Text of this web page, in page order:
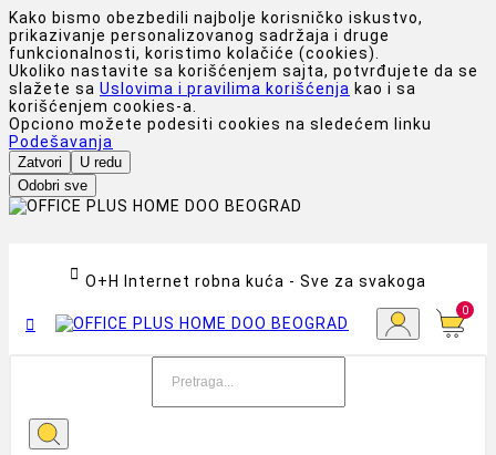
Kako bismo obezbedili najbolje korisničko iskustvo,
prikazivanje personalizovanog sadržaja i druge
funkcionalnosti, koristimo kolačiće (cookies).
Ukoliko nastavite sa korišćenjem sajta, potvrđujete da se
slažete sa Uslovima i pravilima korišćenja kao i sa
korišćenjem cookies-a.
Opciono možete podesiti cookies na sledećem linku
Podešavanja
Zatvori
U redu
Odobri sve
 O+H Internet robna kuća - Sve za svakoga

0